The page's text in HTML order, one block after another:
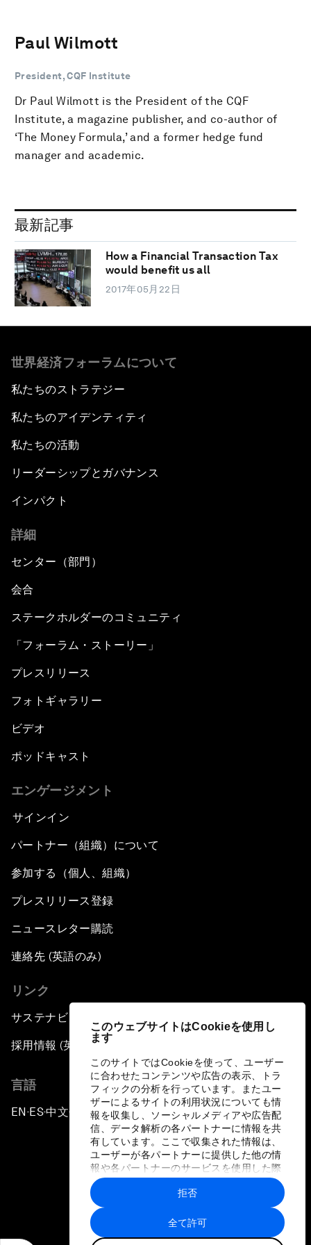
このウェブサイトはCookieを使用し
ます
このサイトではCookieを使って、ユーザー
に合わせたコンテンツや広告の表示、トラ
フィックの分析を行っています。またユー
ザーによるサイトの利用状況についても情
報を収集し、ソーシャルメディアや広告配
信、データ解析の各パートナーに情報を共
有しています。ここで収集された情報は、
ユーザーが各パートナーに提供した他の情
報や各パートナーのサービスを使用した際
に収集された情報と組み合わされ、各パー
トナーによって使用されることがありま
す。
全て許可
拒否
Paul Wilmott
President, CQF Institute
Dr Paul Wilmott is the President of the CQF
Institute, a magazine publisher, and co-author of
‘The Money Formula,’ and a former hedge fund
manager and academic.
最新記事
How a Financial Transaction Tax
would benefit us all
2017年05月22日
世界経済フォーラムについて
私たちのストラテジー
私たちのアイデンティティ
私たちの活動
リーダーシップとガバナンス
インパクト
詳細
センター（部門）
会合
ステークホルダーのコミュニティ
「フォーラム・ストーリー」
プレスリリース
フォトギャラリー
ビデオ
ポッドキャスト
エンゲージメント
サインイン
パートナー（組織）について
参加する（個人、組織）
プレスリリース登録
ニュースレター購読
連絡先 (英語のみ)
リンク
サステナビリティへの取り組み
採用情報 (英語のみ)
言語
EN ▪ES▪中文▪ 日本語
プライバシーポリシーと利用規約
サイトマップ